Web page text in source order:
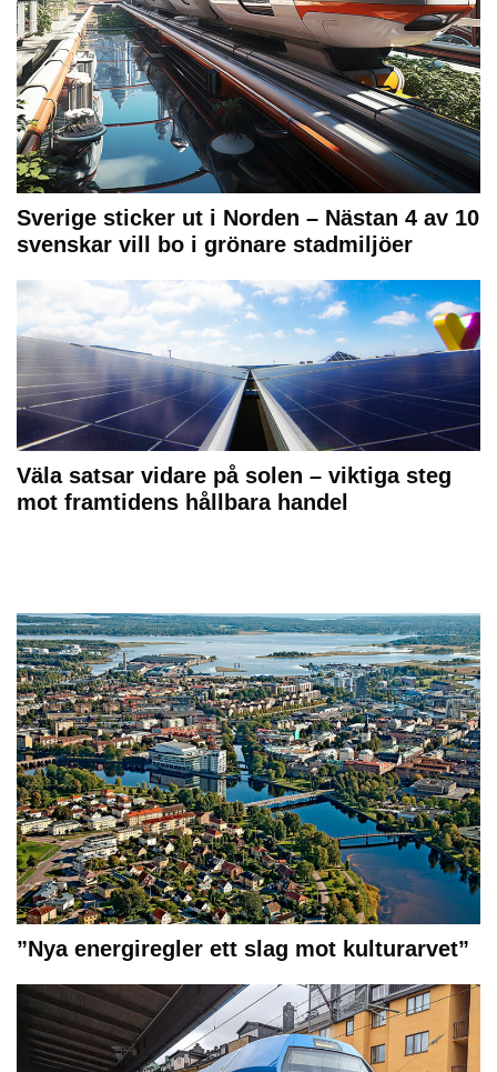
Sverige sticker ut i Norden – Nästan 4 av 10
svenskar vill bo i grönare stadmiljöer
Väla satsar vidare på solen – viktiga steg
mot framtidens hållbara handel
”Nya energiregler ett slag mot kulturarvet”